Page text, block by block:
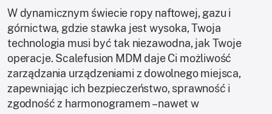
W dynamicznym świecie ropy naftowej, gazu i
górnictwa, gdzie stawka jest wysoka, Twoja
technologia musi być tak niezawodna, jak Twoje
operacje. Scalefusion MDM daje Ci możliwość
zarządzania urządzeniami z dowolnego miejsca,
zapewniając ich bezpieczeństwo, sprawność i
zgodność z harmonogramem – nawet w